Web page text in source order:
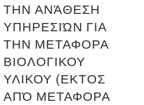
ΤΗΝ ΑΝΆΘΕΣΗ
ΥΠΗΡΕΣΙΏΝ ΓΙΑ
ΤΗΝ ΜΕΤΑΦΟΡΑ
ΒΙΟΛΟΓΙΚΟΥ
ΥΛΙΚΟΥ (ΕΚΤΟΣ
ΑΠΌ ΜΕΤΑΦΟΡΑ